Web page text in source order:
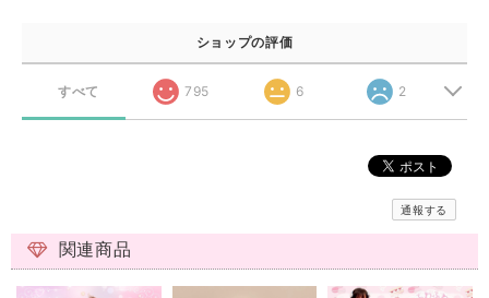
ショップの評価
すべて 795 6 2
通報する
関連商品